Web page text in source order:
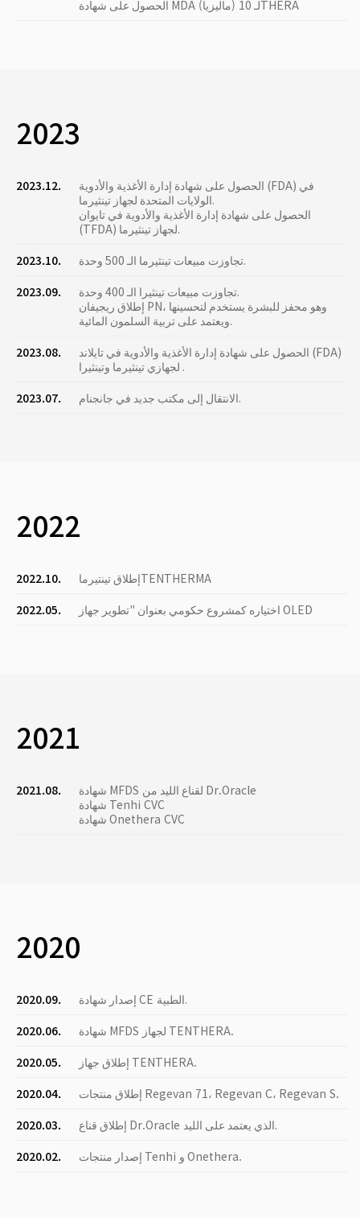
الحصول على شهادة MDA (ماليزيا) لـ 10THERA
2023
2023.12.
الحصول على شهادة إدارة الأغذية والأدوية (FDA) في
الولايات المتحدة لجهاز تينثيرما.
الحصول على شهادة إدارة الأغذية والأدوية في تايوان
(TFDA) لجهاز تينثيرما.
2023.10.
تجاوزت مبيعات تينثيرما الـ 500 وحدة.
2023.09.
تجاوزت مبيعات تينثيرا الـ 400 وحدة.
إطلاق ريجيفان PN، وهو محفز للبشرة يستخدم لتحسينها
ويعتمد على تربية السلمون المائية.
2023.08.
الحصول على شهادة إدارة الأغذية والأدوية في تايلاند (FDA)
لجهازي تينثيرما وتينثيرا .
2023.07.
الانتقال إلى مكتب جديد في جانجنام.
2022
2022.10.
إطلاق تينتيرماTENTHERMA
2022.05.
اختياره كمشروع حكومي بعنوان "تطوير جهاز OLED
2021
2021.08.
شهادة MFDS لقناع الليد من Dr.Oracle
شهادة Tenhi CVC
شهادة Onethera CVC
2020
2020.09.
إصدار شهادة CE الطبية.
2020.06.
شهادة MFDS لجهاز TENTHERA.
2020.05.
إطلاق جهاز TENTHERA.
2020.04.
إطلاق منتجات Regevan 71، Regevan C، Regevan S.
2020.03.
إطلاق قناع Dr.Oracle الذي يعتمد على الليد.
2020.02.
إصدار منتجات Tenhi و Onethera.